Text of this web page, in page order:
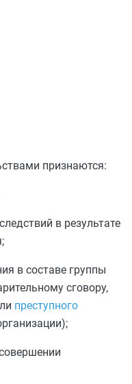
признаются:
в результате
в составе группы
сговору,
преступного